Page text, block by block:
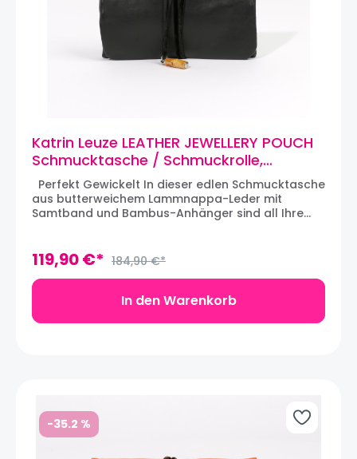
Katrin Leuze LEATHER JEWELLERY POUCH
Schmucktasche / Schmuckrolle,
Nappaleder, Schwarz
Perfekt Gewickelt In dieser edlen Schmucktasche
aus butterweichem Lammnappa-Leder mit
Samtband und Bambus-Anhänger sind all Ihre
können Sie den Schmuck getrennt verstauen und
schützen ihn so vor dem Verkratzen. Aus der
Katrin Leuze Collection. Maße: 20 x 10 x 2,5 cm
(zusammengerollt); 20 x 31 x 1 cm (geöffnet)
119,90 €* 184,90 €*
In den Warenkorb
-35.2 %